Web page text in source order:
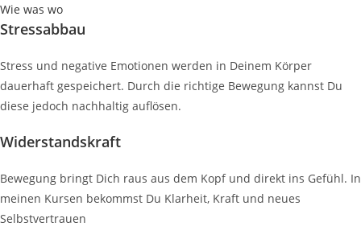
Wie was wo
Stressabbau
Stress und negative Emotionen werden in Deinem Körper
dauerhaft gespeichert. Durch die richtige Bewegung kannst Du
diese jedoch nachhaltig auflösen.
Widerstandskraft
Bewegung bringt Dich raus aus dem Kopf und direkt ins Gefühl. In
meinen Kursen bekommst Du Klarheit, Kraft und neues
Selbstvertrauen